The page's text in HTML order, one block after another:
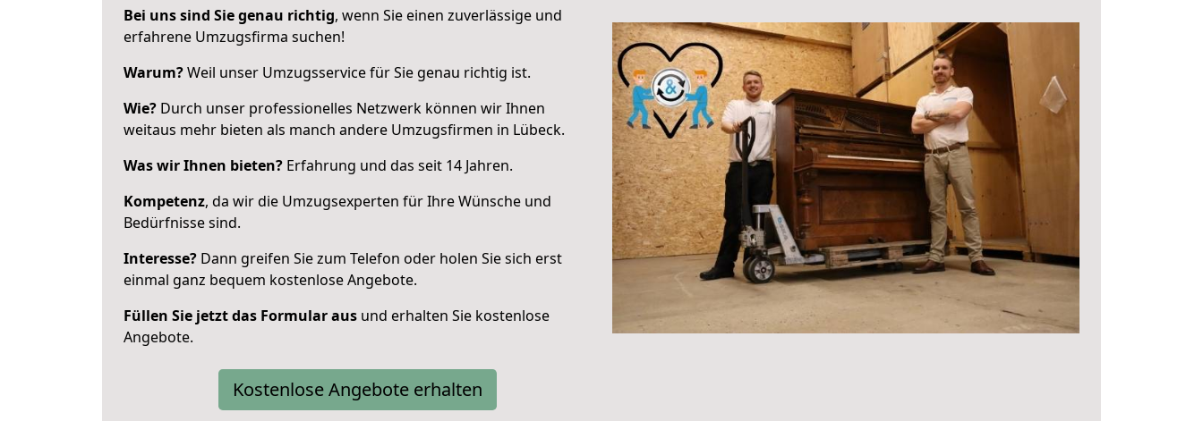
Bei uns sind Sie genau richtig, wenn Sie einen zuverlässige und
erfahrene Umzugsfirma suchen!
Warum?Weil unser Umzugsservice für Sie genau richtig ist.
Wie? Durch unser professionelles Netzwerk können wir Ihnen
weitaus mehr bieten als manch andere Umzugsfirmen in Lübeck.
Was wir Ihnen bieten? Erfahrung und das seit 14 Jahren.
Kompetenz, da wir die Umzugsexperten für Ihre Wünsche und
Bedürfnisse sind.
Interesse? Dann greifen Sie zum Telefon oder holen Sie sich erst
einmal ganz bequem kostenlose Angebote.
Füllen Sie jetzt das Formular aus und erhalten Sie kostenlose
Angebote.
Kostenlose Angebote erhalten